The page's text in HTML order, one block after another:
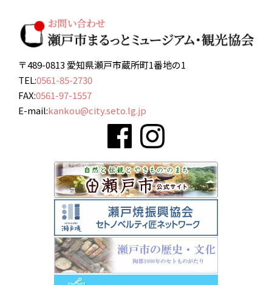
〒489-0813 愛知県瀬戸市蔵所町1番地の1
TEL:0561-85-2730
FAX:0561-97-1557
E-mail:kankou@city.seto.lg.jp